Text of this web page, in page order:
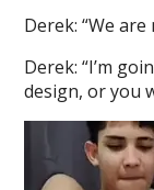
Derek: “We
Derek: “I’m
design, or you